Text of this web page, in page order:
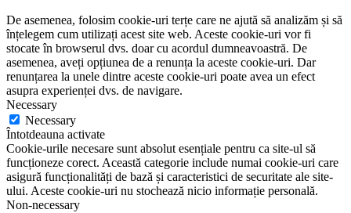
De asemenea, folosim cookie-uri terțe care ne ajută să analizăm și să
înțelegem cum utilizați acest site web. Aceste cookie-uri vor fi
stocate în browserul dvs. doar cu acordul dumneavoastră. De
asemenea, aveți opțiunea de a renunța la aceste cookie-uri. Dar
renunțarea la unele dintre aceste cookie-uri poate avea un efect
asupra experienței dvs. de navigare.
Necessary
Necessary
Întotdeauna activate
Cookie-urile necesare sunt absolut esențiale pentru ca site-ul să
funcționeze corect. Această categorie include numai cookie-uri care
asigură funcționalități de bază și caracteristici de securitate ale site-
ului. Aceste cookie-uri nu stochează nicio informație personală.
Non-necessary